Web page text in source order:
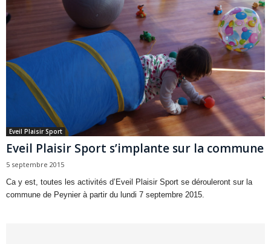
Eveil Plaisir Sport
Eveil Plaisir Sport s’implante sur la commune
5 septembre 2015
Ca y est, toutes les activités d’Eveil Plaisir Sport se dérouleront sur la
commune de Peynier à partir du lundi 7 septembre 2015.